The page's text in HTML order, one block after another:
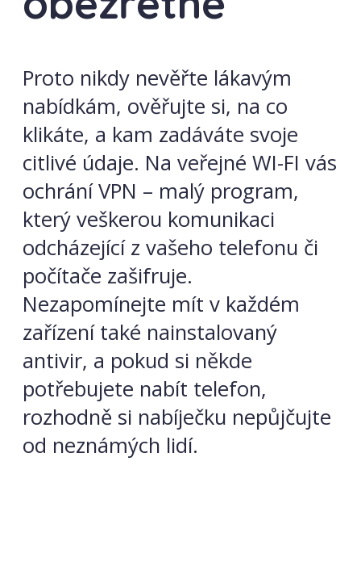
Proto nikdy nevěřte lákavým
nabídkám, ověřujte si, na co
klikáte, a kam zadáváte svoje
citlivé údaje. Na veřejné WI-FI vás
ochrání VPN – malý program,
který veškerou komunikaci
odcházející z vašeho telefonu či
počítače zašifruje.
Nezapomínejte mít v každém
zařízení také nainstalovaný
antivir, a pokud si někde
potřebujete nabít telefon,
rozhodně si nabíječku nepůjčujte
od neznámých lidí.